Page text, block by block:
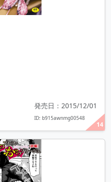
14
発売日：2015/12/01
ID: b915awnmg00548